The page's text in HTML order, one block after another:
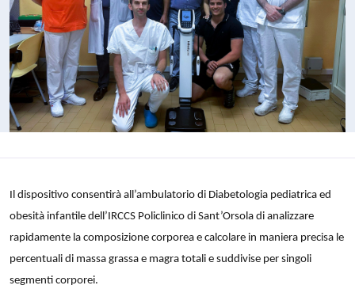
Il dispositivo consentirà all’ambulatorio di Diabetologia pediatrica ed
obesità infantile dell’IRCCS Policlinico di Sant’Orsola di analizzare
rapidamente la composizione corporea e calcolare in maniera precisa le
percentuali di massa grassa e magra totali e suddivise per singoli
segmenti corporei.